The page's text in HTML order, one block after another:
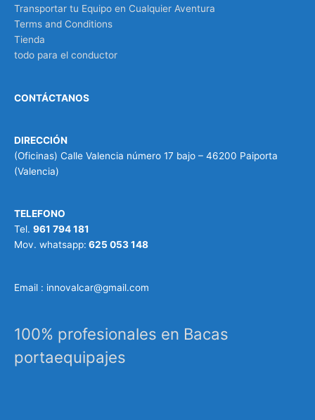
Transportar tu Equipo en Cualquier Aventura
Terms and Conditions
Tienda
todo para el conductor
CONTÁCTANOS
DIRECCIÓN
(Oficinas) Calle Valencia número 17 bajo – 46200 Paiporta
(Valencia)
TELEFONO
Tel. 961 794 181
Mov. whatsapp: 625 053 148
Email : innovalcar@gmail.com
100% profesionales en Bacas
portaequipajes